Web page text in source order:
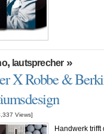
, lautsprecher»
X Robbe &
Views]
Handwerk